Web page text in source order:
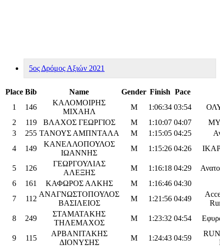
5ος Δρόμος Αξιών 2021
Place Bib Name Gender Finish Pace
1
146
ΚΑΛΟΜΟΙΡΗΣ
ΜΙΧΑΗΛ
M 1:06:34 03:54
2
119 ΒΛΑΧΟΣ ΓΕΩΡΓΙΟΣ M 1:10:07 04:07
3
255 ΤΑΝΟΥΣ ΑΜΠΝΤΑΛΑ M 1:15:05 04:25
4
149
ΚΑΝΕΛΛΟΠΟΥΛΟΣ
ΙΩΑΝΝΗΣ
M 1:15:26 04:26
5 126
ΓΕΩΡΓΟΥΛΙΑΣ
ΑΛΕΞΗΣ
M 1:16:18 04:29
6
161 ΚΑΦΩΡΟΣ ΑΛΚΗΣ M 1:16:46 04:30
7
112
ΑΝΑΓΝΩΣΤΟΠΟΥΛΟΣ
ΒΑΣΙΛΕΙΟΣ
M 1:21:56 04:49
8
249
ΣΤΑΜΑΤΑΚΗΣ
ΤΗΛΕΜΑΧΟΣ
M 1:23:32 04:54
9 115
ΑΡΒΑΝΙΤΑΚΗΣ
ΔΙΟΝΥΣΗΣ
M 1:24:43 04:59